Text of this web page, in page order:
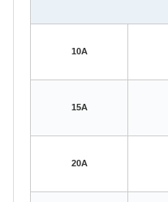
10A
15A
20A